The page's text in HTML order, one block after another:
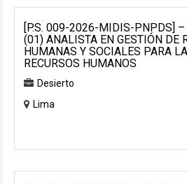
[P.S. 009-2026-MIDIS-PNPDS] –
(01) ANALISTA EN GESTIÓN DE
HUMANAS Y SOCIALES PARA
RECURSOS HUMANOS
Desierto
Lima